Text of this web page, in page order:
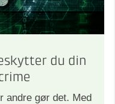
du din
andre gør det. Med